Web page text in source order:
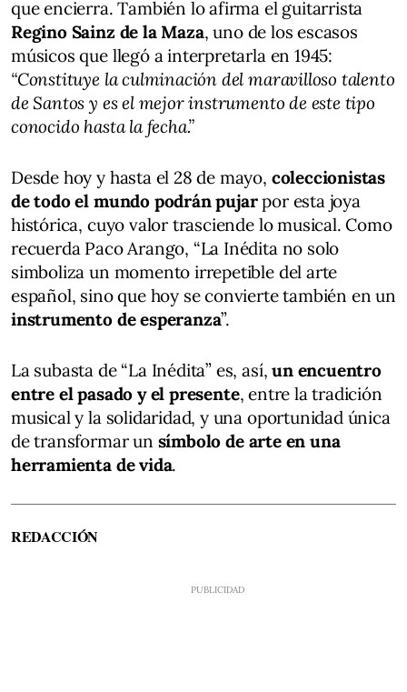
que encierra. También lo afirma el guitarrista
Regino Sainz de la Maza, uno de los escasos
músicos que llegó a interpretarla en 1945:
“Constituye la culminación del maravilloso talento
de Santos y es el mejor instrumento de este tipo
conocido hasta la fecha.”
Desde hoy y hasta el 28 de mayo, coleccionistas
de todo el mundo podrán pujarpor esta joya
histórica, cuyo valor trasciende lo musical. Como
recuerda Paco Arango, “La Inédita no solo
simboliza un momento irrepetible del arte
español, sino que hoy se convierte también en un
instrumento de esperanza”.
La subasta de “La Inédita” es, así,un encuentro
entre el pasado y el presente, entre la tradición
musical y la solidaridad, y una oportunidad única
de transformar un símbolo de arte en una
herramienta de vida.
REDACCIÓN